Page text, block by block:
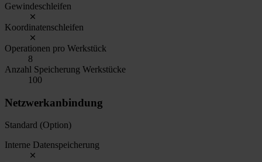
Gewindeschleifen
Koordinatenschleifen
Operationen pro Werkstück
8
Anzahl Speicherung Werkstücke
100
Netzwerkanbindung
Standard (Option)
Interne Datenspeicherung